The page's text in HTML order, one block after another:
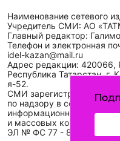
Наименование сетевого
Учредитель СМИ: АО
Главный редактор:
Телефон и электронная
idel-kazan@mail.ru
Адрес редакции: 420066,
Республика Татарстан, г.
я-52.
СМИ зарегистрировано
по надзору в сфере связи,
информационных
и массовых
ЭЛ № ФС 77 - 89431 от